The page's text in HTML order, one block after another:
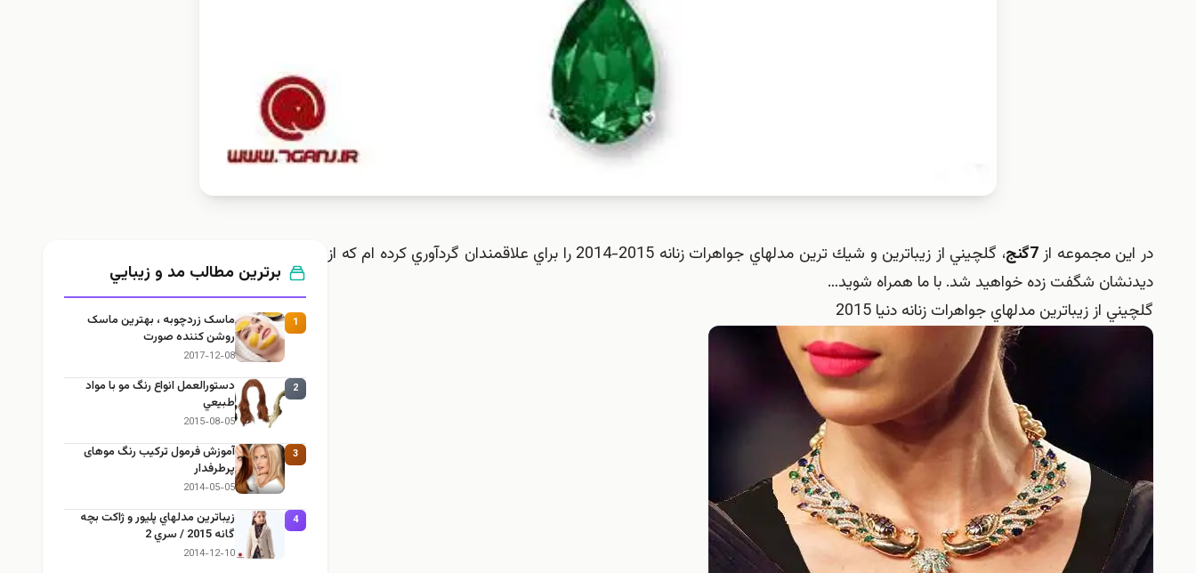
در اين مجموعه از7گنج
، گلچيني از زيباترين و شيك ترين مدلهاي جواهرات زنانه 2015-2014 را براي علاقمندان گردآوري كرده ام كه از
ديدنشان شگفت زده خواهيد شد. با ما همراه شويد…
گلچيني از زيباترين مدلهاي جواهرات زنانه دنيا 2015
برترین مطالب مد و زيبايي
1
ماسک زردچوبه ، بهترین ماسک
روشن کننده صورت
2017-12-08
2
دستورالعمل انواع رنگ مو با مواد
طبيعي
2015-08-05
3
آموزش فرمول ترکیب رنگ موهای
پرطرفدار
2014-05-05
4
زيباترين مدلهاي پليور و ژاكت بچه
گانه 2015 / سري 2
2014-12-10